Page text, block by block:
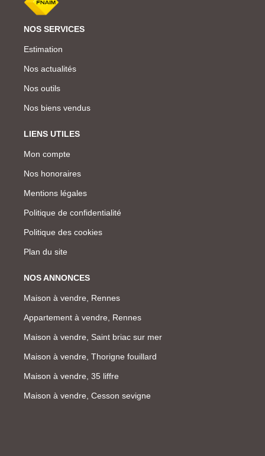
NOS SERVICES
Estimation
Nos actualités
Nos outils
Nos biens vendus
LIENS UTILES
Mon compte
Nos honoraires
Mentions légales
Politique de confidentialité
Politique des cookies
Plan du site
NOS ANNONCES
Maison à vendre, Rennes
Appartement à vendre, Rennes
Maison à vendre, Saint briac sur mer
Maison à vendre, Thorigne fouillard
Maison à vendre, 35 liffre
Maison à vendre, Cesson sevigne